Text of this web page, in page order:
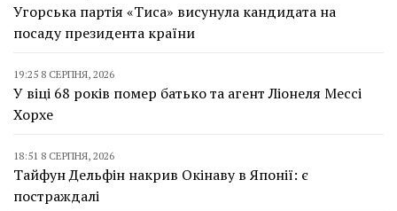
Угорська партія «Тиса» висунула кандидата на
посаду президента країни
19:25 8 СЕРПНЯ, 2026
У віці 68 років помер батько та агент Ліонеля Мессі
Хорхе
18:51 8 СЕРПНЯ, 2026
Тайфун Дельфін накрив Окінаву в Японії: є
постраждалі